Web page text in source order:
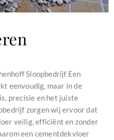
Sloopbedrijf Een
eenvoudig, maar in de
precisie en het juiste
zorgen wij ervoor dat
veilig, efficiënt en zonder
een cementdekvloer